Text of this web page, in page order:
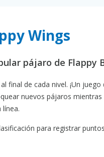
Wings
pájaro de Flappy
final de cada nivel. ¡Un
nuevos pájaros
para registrar